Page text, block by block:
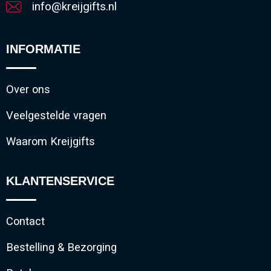
Gilets
Kledingaccessoires
info@kreijgifts.nl
INFORMATIE
Over ons
Veelgestelde vragen
Waarom Kreijgifts
KLANTENSERVICE
Contact
Bestelling & Bezorging